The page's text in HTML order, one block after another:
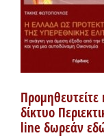
δίκτυο
line δωρεάν